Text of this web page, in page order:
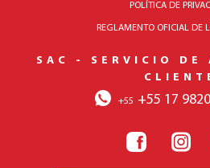
POLÍTICA DE
REGLAMENTO OFICIAL DE
SAC - SERVICIO DE
+55 +55 17